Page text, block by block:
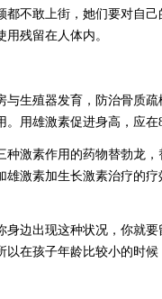
都不敢上街，她们要对自
残留在人体内。
与生殖器发育，防治骨质
用雄激素促进身高，应在
种激素作用的药物替勃龙
激素加生长激素治疗的
身边出现这种状况，你就
以在孩子年龄比较小的时